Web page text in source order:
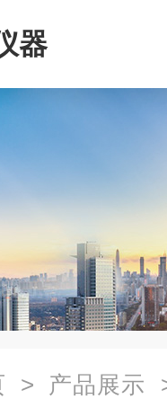
器
> 产品展示